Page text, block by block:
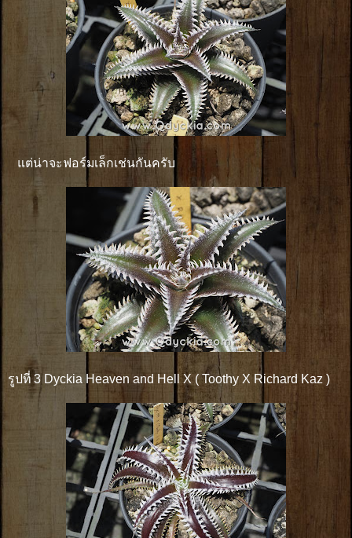
แต่น่าจะฟอร์มเล็กเช่นกันครับ
รูปที่ 3 Dyckia Heaven and Hell X ( Toothy X Richard Kaz )